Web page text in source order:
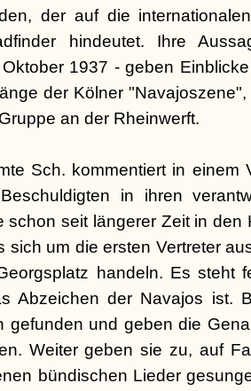
der auf die
hindeutet. Ihre
1937 - geben
der Kölner
an der Rheinwerft.
Sch. kommentiert in einem
in ihren
schon seit längerer Zeit in den
sich um die ersten Vertreter
handeln. Es steht
Abzeichen der Navajos ist.
gefunden und geben die
Weiter geben sie zu, auf
bündischen Lieder